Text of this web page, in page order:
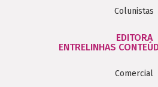
Colunistas
EDITORA
ENTRELINHAS
Comercial